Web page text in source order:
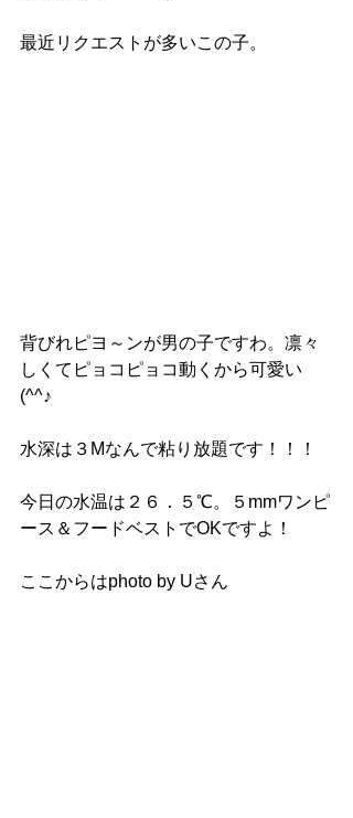
最近リクエストが多いこの子。
背びれピヨ～ンが男の子ですわ。凛々
しくてピョコピョコ動くから可愛い
(^^♪
水深は３Mなんで粘り放題です！！！
今日の水温は２６．５℃。５mmワンピ
ース＆フードベストでOKですよ！
ここからはphoto by Uさん